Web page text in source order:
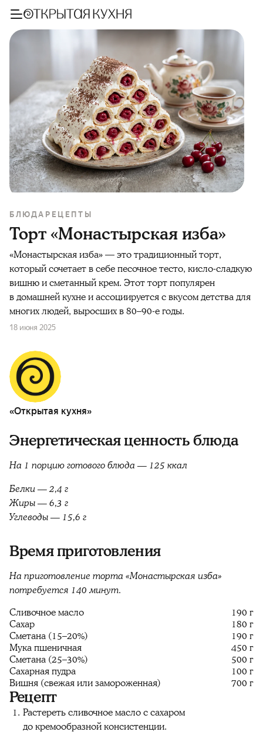
БЛЮДА РЕЦЕПТЫ
Торт «Монастырская изба»
«Монастырская изба» — это традиционный торт,
который сочетает в себе песочное тесто, кисло-сладкую
вишню и сметанный крем. Этот торт популярен
в домашней кухне и ассоциируется с вкусом детства для
многих людей, выросших в 80–90-е годы.
18 июня 2025
«Открытая кухня»
Энергетическая ценность блюда
На 1 порцию готового блюда — 125 ккал
Белки — 2,4 г
Жиры — 6,3 г
Углеводы — 15,6 г
Время приготовления
На приготовление торта «Монастырская изба»
потребуется 140 минут.
Сливочное масло
190 г
Сахар
180 г
Сметана (15–20%)
190 г
Мука пшеничная
450 г
Сметана (25–30%)
500 г
Сахарная пудра
100 г
Вишня (свежая или замороженная)
700 г
Рецепт
Растереть сливочное масло с сахаром
до кремообразной консистенции.